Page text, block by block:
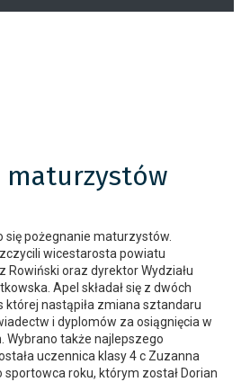
maturzystów
się pożegnanie maturzystów.
wicestarosta powiatu
Rowiński oraz dyrektor Wydziału
Apel składał się z dwóch
której nastąpiła zmiana sztandaru
i dyplomów za osiągnięcia w
Wybrano także najlepszego
uczennica klasy 4 c Zuzanna
roku, którym został Dorian